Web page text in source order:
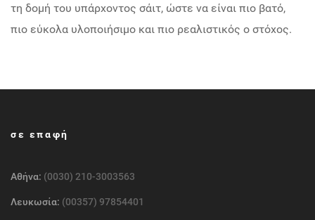
τη δομή του υπάρχοντος σάιτ, ώστε να είναι πιο βατό,
πιο εύκολα υλοποιήσιμο και πιο ρεαλιστικός ο στόχος.
σε επαφή
Αθήνα: (0030) 210-3003563
Λευκωσία: (00357) 97854401